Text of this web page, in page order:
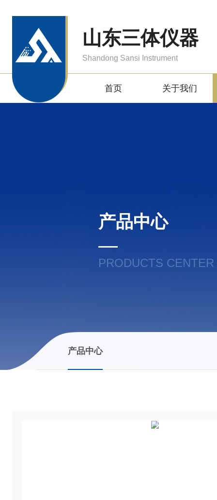
山东三体仪器
Shandong Sansi Instrument
首页 关于我们
产品中心
PRODUCTS CENTER
产品中心